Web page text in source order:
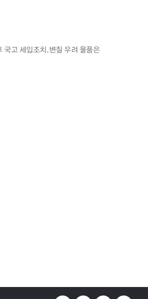
고 세입조치.변질 우려 물품은